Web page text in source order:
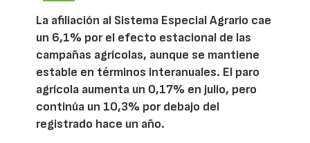
La afiliación al Sistema Especial Agrario cae
un 6,1% por el efecto estacional de las
campañas agrícolas, aunque se mantiene
estable en términos interanuales. El paro
agrícola aumenta un 0,17% en julio, pero
continúa un 10,3% por debajo del
registrado hace un año.